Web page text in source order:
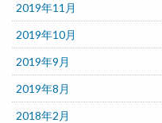
2019年11月
2019年10月
2019年9月
2019年8月
2018年2月